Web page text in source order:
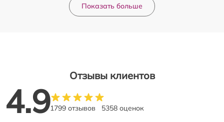
Показать больше
Отзывы клиентов
4.91799 отзывов 5358 оценок